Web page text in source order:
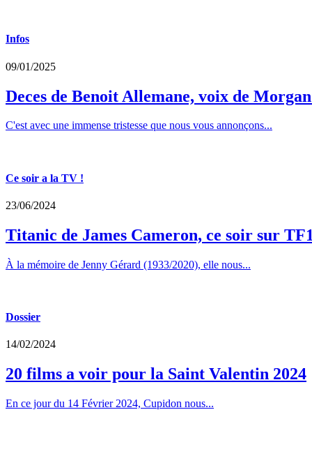
Infos
09/01/2025
Deces de Benoit Allemane, voix de
C'est avec une immense tristesse que nous vous annonçons...
Ce soir a la TV !
23/06/2024
Titanic de James Cameron, ce soir sur
À la mémoire de Jenny Gérard (1933/2020), elle nous...
Dossier
14/02/2024
20 films a voir pour la Saint Valentin 2024
En ce jour du 14 Février 2024, Cupidon nous...